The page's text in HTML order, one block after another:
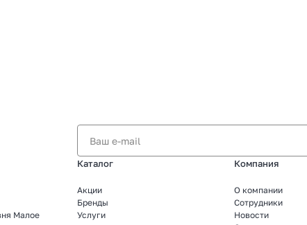
Малое
Каталог
Акции
Бренды
Услуги
Компания
О компании
Сотрудники
Новости